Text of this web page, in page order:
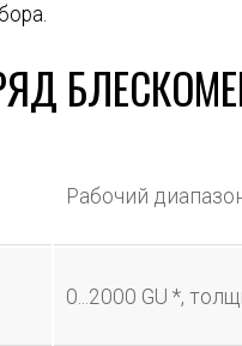
Рабочий
0...2000 GU *,